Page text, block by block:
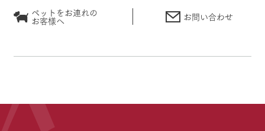
ペットをお連れの
お客様へ お問い合わせ